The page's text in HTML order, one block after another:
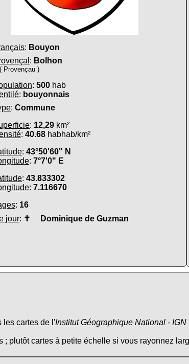
: Bouyon
: Bolhon
( Provençau )
: 500 hab
: bouyonnais
: Commune
: 12,29 km²
: 40.68 habhab/km²
: 43°50'60" N
: 7°7'0" E
: 43.833302
: 7.116670
: 16
jour: ✝ Dominique de Guzman
les cartes de l'Institut Géographique National - IGN
plutôt cartes à petite échelle si vous rayonnez